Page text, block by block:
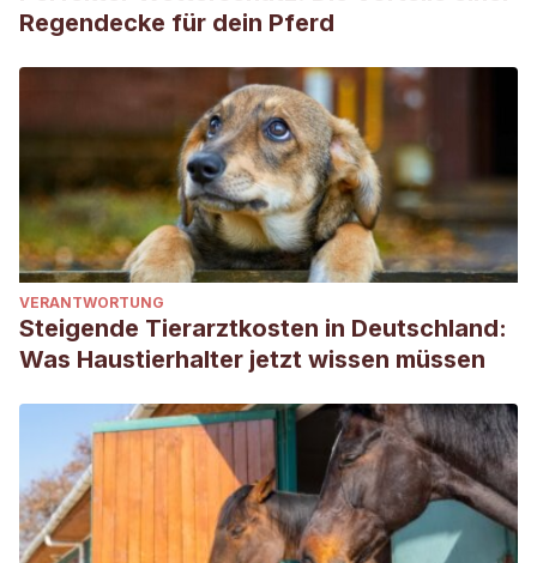
Regendecke für dein Pferd
VERANTWORTUNG
Steigende Tierarztkosten in Deutschland:
Was Haustierhalter jetzt wissen müssen